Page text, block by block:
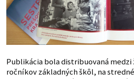
Publikácia bola distribuovaná medzi
ročníkov základných škôl, na